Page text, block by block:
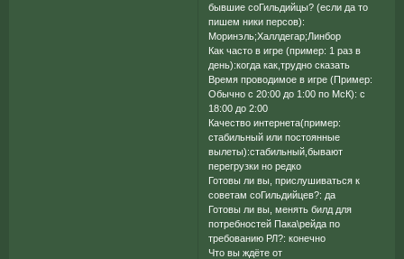
бывшие соГильдийцы? (если да то
пишем ники персов):
Моринэль;Халлдегар;Линбор
Как часто в игре (пример: 1 раз в
день):когда как,трудно сказать
Время проводимое в игре (Пример:
Обычно с 20:00 до 1:00 по МсК): с
18:00 до 2:00
Качество интернета(пример:
стабильный или постоянные
вылеты):стабильный,бывают
перегрузки но редко
Готовы ли вы, прислушиваться к
советам соГильдийцев?: да
Готовы ли вы, менять билд для
потребностей Пака\рейда по
требованию РЛ?: конечно
Что вы ждёте от